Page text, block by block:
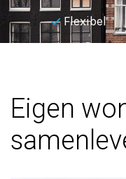
Flexibel
Eigen